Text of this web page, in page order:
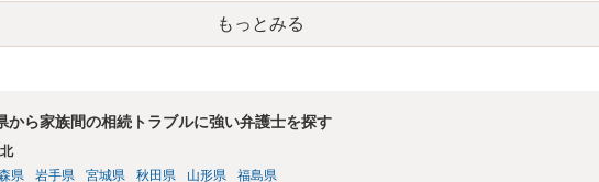
もっとみる
から家族間の相続トラブルに強い弁護士を探す
県 岩手県 宮城県 秋田県 山形県 福島県